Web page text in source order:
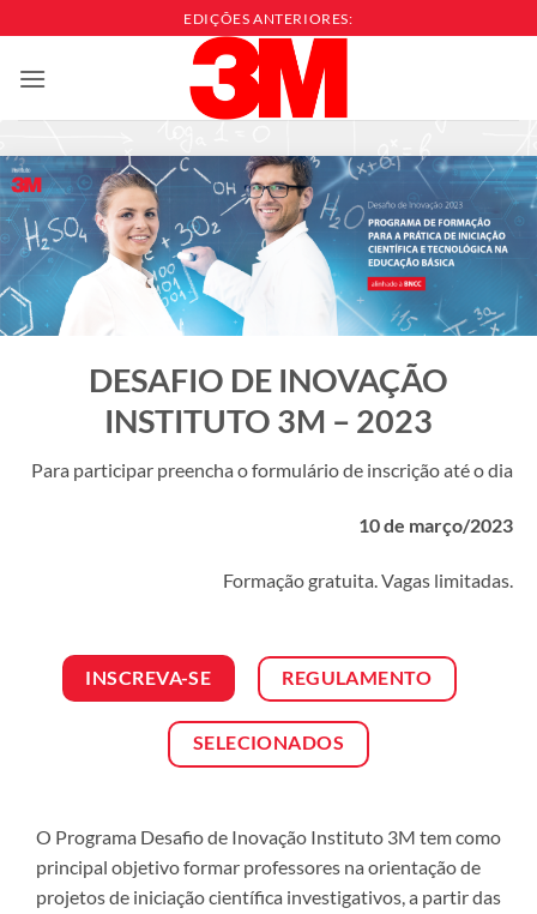
to
content
EDIÇÕES ANTERIORES:
DESAFIO DE INOVAÇÃO
INSTITUTO 3M – 2023
Para participar preencha o formulário de inscrição até o dia
10 de março/2023
Formação gratuita. Vagas limitadas.
INSCREVA-SE REGULAMENTO
SELECIONADOS
O Programa Desafio de Inovação Instituto 3M tem como
principal objetivo formar professores na orientação de
projetos de iniciação científica investigativos, a partir das